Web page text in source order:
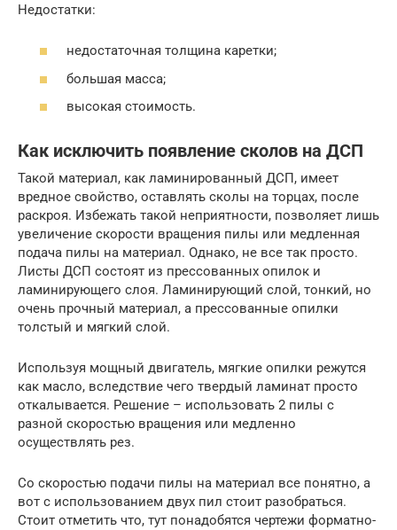
Недостатки:
недостаточная толщина каретки;
большая масса;
высокая стоимость.
Как исключить появление сколов на ДСП
Такой материал, как ламинированный ДСП, имеет
вредное свойство, оставлять сколы на торцах, после
раскроя. Избежать такой неприятности, позволяет лишь
увеличение скорости вращения пилы или медленная
подача пилы на материал. Однако, не все так просто.
Листы ДСП состоят из прессованных опилок и
ламинирующего слоя. Ламинирующий слой, тонкий, но
очень прочный материал, а прессованные опилки
толстый и мягкий слой.
Используя мощный двигатель, мягкие опилки режутся
как масло, вследствие чего твердый ламинат просто
откалывается. Решение – использовать 2 пилы с
разной скоростью вращения или медленно
осуществлять рез.
Со скоростью подачи пилы на материал все понятно, а
вот с использованием двух пил стоит разобраться.
Стоит отметить что, тут понадобятся чертежи форматно-